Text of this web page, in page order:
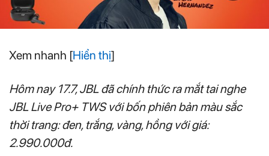
Xem nhanh [Hiển thị]
Hôm nay 17.7, JBL đã chính thức ra mắt tai nghe
JBL Live Pro+ TWS với bốn phiên bản màu sắc
thời trang: đen, trắng, vàng, hồng với giá:
2.990.000đ.